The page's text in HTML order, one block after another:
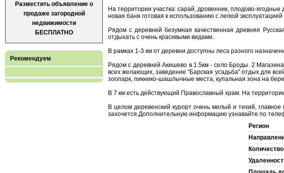
Разместить объявление о
продаже загородной
недвижимости
БЕСПЛАТНО
Рекомендуем
На территории участка: сарай, дровенник, плодово-
новая баня готовая к использованию с легкой
Рядом с деревней безумная качественная древняя
отдыхать с очень красивыми видами.
В рамках 1-3 км от деревни доступны леса разного
Рядом с деревней Акишево в 1.5км - село Броды. 2
всех желающих, заведение "Барская усадьба" отдых для
зоопарк, пикнико-шашлычные места, купальная зона на
В 7 км есть действующий Православный храм. На
В целом деревенский курорт очень милый и тихий,
захочется.Дополнительную информацию узнавайте по
Регион